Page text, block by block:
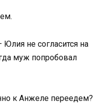
не согласится на
муж попробовал
к Анжеле переедем?